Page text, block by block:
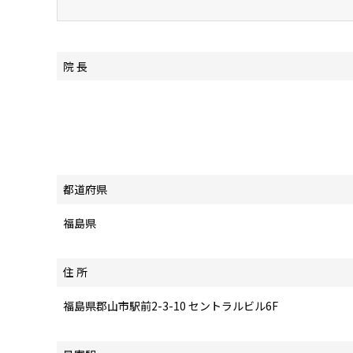
院 長
都道府県
福島県
住 所
福島県郡山市駅前2-3-10 セントラルビル6F